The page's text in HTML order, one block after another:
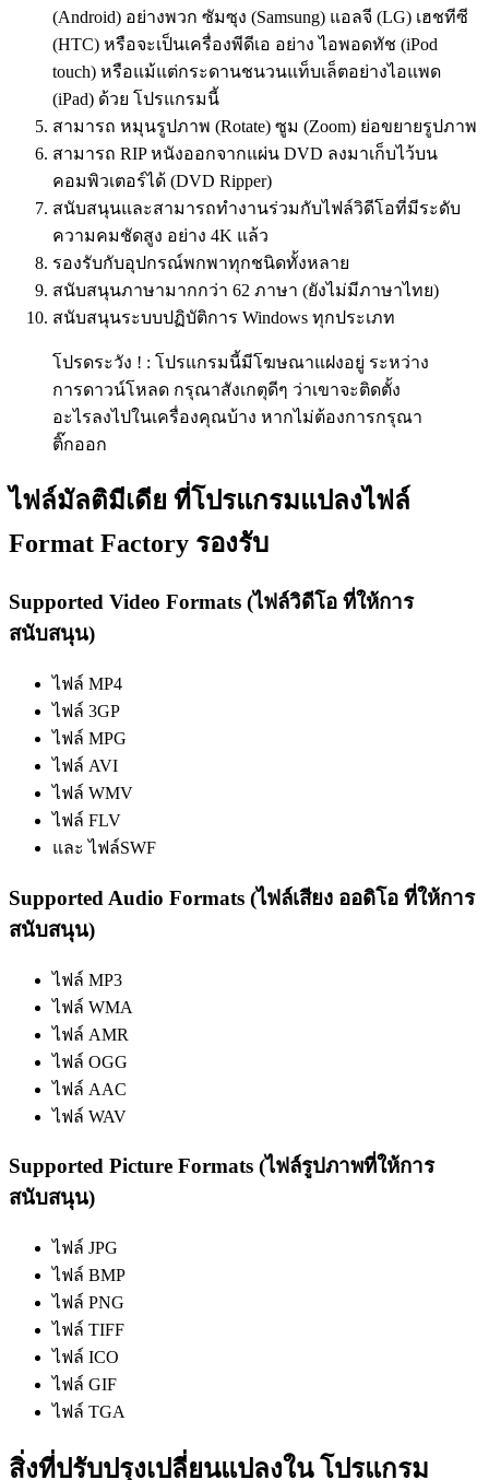
(Android) อย่างพวก ซัมซุง (Samsung) แอลจี (LG) เฮชทีซี
(HTC) หรือจะเป็นเครื่องพีดีเอ อย่าง ไอพอดทัช (iPod
touch) หรือแม้แต่กระดานชนวนแท็บเล็ตอย่างไอแพด
(iPad) ด้วย โปรแกรมนี้
สามารถ หมุนรูปภาพ (Rotate) ซูม (Zoom) ย่อขยายรูปภาพ
สามารถ RIP หนังออกจากแผ่น DVD ลงมาเก็บไว้บน
คอมพิวเตอร์ได้ (DVD Ripper)
สนับสนุนและสามารถทำงานร่วมกับไฟล์วิดีโอที่มีระดับ
ความคมชัดสูง อย่าง 4K แล้ว
รองรับกับอุปกรณ์พกพาทุกชนิดทั้งหลาย
สนับสนุนภาษามากกว่า 62 ภาษา (ยังไม่มีภาษาไทย)
สนับสนุนระบบปฏิบัติการ Windows ทุกประเภท
โปรดระวัง ! : โปรแกรมนี้มีโฆษณาแฝงอยู่ ระหว่าง
การดาวน์โหลด กรุณาสังเกตุดีๆ ว่าเขาจะติดตั้ง
อะไรลงไปในเครื่องคุณบ้าง หากไม่ต้องการกรุณา
ติ๊กออก
ไฟล์มัลติมีเดีย ที่โปรแกรมแปลงไฟล์
Format Factory รองรับ
Supported Video Formats (ไฟล์วิดีโอ ที่ให้การ
สนับสนุน)
ไฟล์ MP4
ไฟล์ 3GP
ไฟล์ MPG
ไฟล์ AVI
ไฟล์ WMV
ไฟล์ FLV
และ ไฟล์SWF
Supported Audio Formats (ไฟล์เสียง ออดิโอ ที่ให้การ
สนับสนุน)
ไฟล์ MP3
ไฟล์ WMA
ไฟล์ AMR
ไฟล์ OGG
ไฟล์ AAC
ไฟล์ WAV
Supported Picture Formats (ไฟล์รูปภาพที่ให้การ
สนับสนุน)
ไฟล์ JPG
ไฟล์ BMP
ไฟล์ PNG
ไฟล์ TIFF
ไฟล์ ICO
ไฟล์ GIF
ไฟล์ TGA
สิ่งที่ปรับปรุงเปลี่ยนแปลงใน โปรแกรม